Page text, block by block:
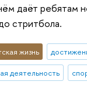
даёт ребятам
стритбола.
жизнь
деятельность